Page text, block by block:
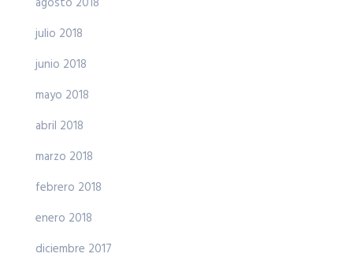
julio 2018
junio 2018
mayo 2018
abril 2018
marzo 2018
febrero 2018
enero 2018
diciembre 2017